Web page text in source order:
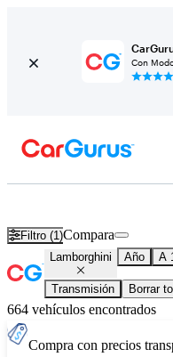
Con
Filtro (1)Compara
Lamborghini Año A
Transmisión Borrar
664 vehículos encontrados
Compra con precios